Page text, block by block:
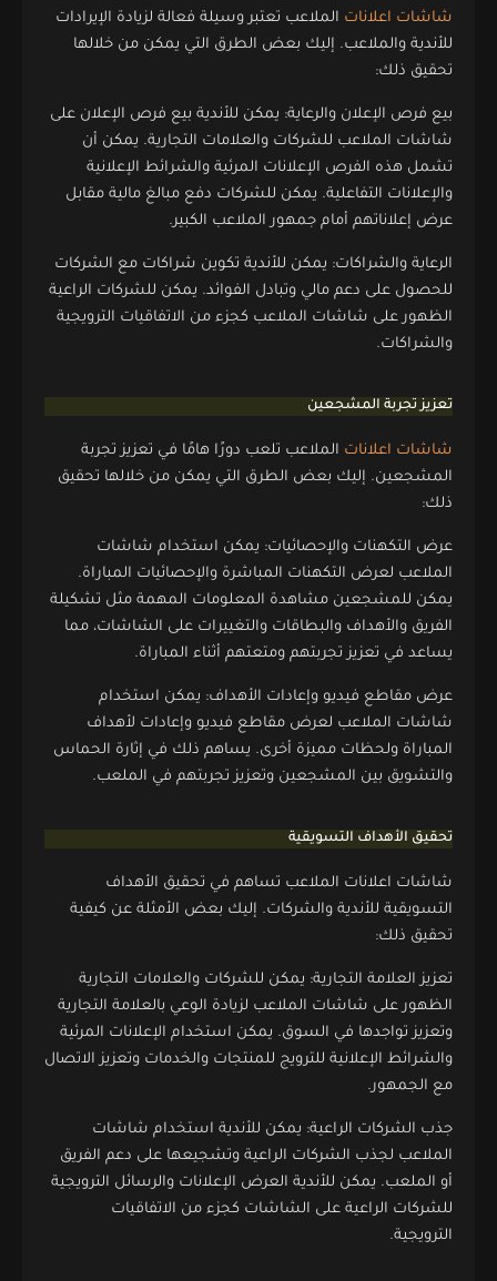
شاشات اعلانات الملاعب تعتبر وسيلة فعالة لزيادة الإيرادات
للأندية والملاعب. إليك بعض الطرق التي يمكن من خلالها
تحقيق ذلك:
بيع فرص الإعلان والرعاية: يمكن للأندية بيع فرص الإعلان على
شاشات الملاعب للشركات والعلامات التجارية. يمكن أن
تشمل هذه الفرص الإعلانات المرئية والشرائط الإعلانية
والإعلانات التفاعلية. يمكن للشركات دفع مبالغ مالية مقابل
عرض إعلاناتهم أمام جمهور الملاعب الكبير.
الرعاية والشراكات: يمكن للأندية تكوين شراكات مع الشركات
للحصول على دعم مالي وتبادل الفوائد. يمكن للشركات الراعية
الظهور على شاشات الملاعب كجزء من الاتفاقيات الترويجية
والشراكات.
تعزيز تجربة المشجعين
شاشات اعلانات الملاعب تلعب دورًا هامًا في تعزيز تجربة
المشجعين. إليك بعض الطرق التي يمكن من خلالها تحقيق
ذلك:
عرض التكهنات والإحصائيات: يمكن استخدام شاشات
الملاعب لعرض التكهنات المباشرة والإحصائيات المباراة.
يمكن للمشجعين مشاهدة المعلومات المهمة مثل تشكيلة
الفريق والأهداف والبطاقات والتغييرات على الشاشات، مما
يساعد في تعزيز تجربتهم ومتعتهم أثناء المباراة.
عرض مقاطع فيديو وإعادات الأهداف: يمكن استخدام
شاشات الملاعب لعرض مقاطع فيديو وإعادات لأهداف
المباراة ولحظات مميزة أخرى. يساهم ذلك في إثارة الحماس
والتشويق بين المشجعين وتعزيز تجربتهم في الملعب.
تحقيق الأهداف التسويقية
شاشات اعلانات الملاعب تساهم في تحقيق الأهداف
التسويقية للأندية والشركات. إليك بعض الأمثلة عن كيفية
تحقيق ذلك:
تعزيز العلامة التجارية: يمكن للشركات والعلامات التجارية
الظهور على شاشات الملاعب لزيادة الوعي بالعلامة التجارية
وتعزيز تواجدها في السوق. يمكن استخدام الإعلانات المرئية
والشرائط الإعلانية للترويج للمنتجات والخدمات وتعزيز الاتصال
مع الجمهور.
جذب الشركات الراعية: يمكن للأندية استخدام شاشات
الملاعب لجذب الشركات الراعية وتشجيعها على دعم الفريق
أو الملعب. يمكن للأندية العرض الإعلانات والرسائل الترويجية
للشركات الراعية على الشاشات كجزء من الاتفاقيات
الترويجية.